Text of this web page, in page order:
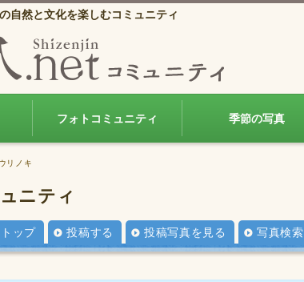
自然と文化を楽しむコミュニティ
フォトコミュニティ 季節の写真
リノキ
ニティ
ップ 投稿する 投稿写真を見る 写真検索